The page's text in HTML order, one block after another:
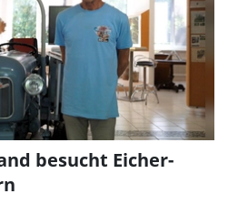
besucht Eicher-